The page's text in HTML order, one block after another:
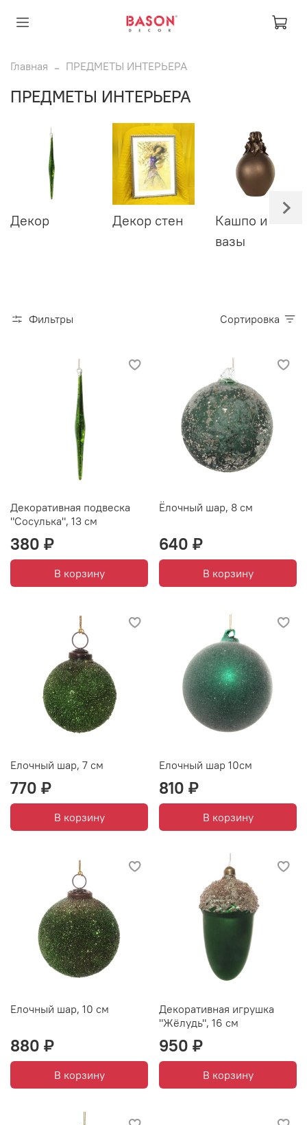
Главная ПРЕДМЕТЫ ИНТЕРЬЕРА
ПРЕДМЕТЫ ИНТЕРЬЕРА
Декор Декор стен
Кашпо и
вазы
Фильтры Сортировка
Декоративная подвеска
"Сосулька", 13 см
380 ₽
В корзину
Ёлочный шар, 8 см
640 ₽
В корзину
Елочный шар, 7 см
770 ₽
В корзину
Елочный шар 10см
810 ₽
В корзину
Елочный шар, 10 см
880 ₽
В корзину
Декоративная игрушка
"Жёлудь", 16 см
950 ₽
В корзину